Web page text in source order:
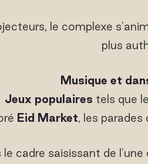
le complexe
plus
Musique et
Jeux populaires tels que le
Eid Market, les parades
cadre saisissant de